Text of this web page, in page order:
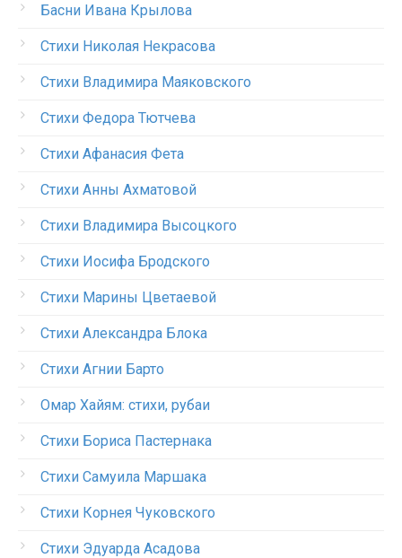
Басни Ивана Крылова
Стихи Николая Некрасова
Стихи Владимира Маяковского
Стихи Федора Тютчева
Стихи Афанасия Фета
Стихи Анны Ахматовой
Стихи Владимира Высоцкого
Стихи Иосифа Бродского
Стихи Марины Цветаевой
Стихи Александра Блока
Стихи Агнии Барто
Омар Хайям: стихи, рубаи
Стихи Бориса Пастернака
Стихи Самуила Маршака
Стихи Корнея Чуковского
Стихи Эдуарда Асадова